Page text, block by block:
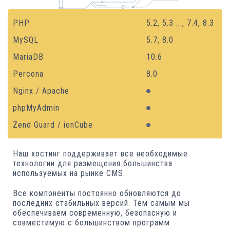
PHP 5.2, 5.3 ..., 7.4, 8.3
MySQL
5.7, 8.0
MariaDB
10.6
Percona
8.0
Nginx / Apache
phpMyAdmin
Zend Guard / ionCube
Наш хостинг поддерживает все необходимые
технологии для размещения большинства
используемых на рынке CMS.
Все компоненты постоянно обновляются до
последних стабильных версий. Тем самым мы
обеспечиваем современную, безопасную и
совместимую с большинством программ